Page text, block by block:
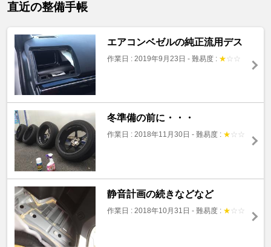
直近の整備手帳
エアコンベゼルの純正流用デス
作業日 : 2019年9月23日 - 難易度 : ★ ☆ ☆
冬準備の前に・・・
作業日 : 2018年11月30日 - 難易度 : ★ ☆ ☆
静音計画の続きなどなど
作業日 : 2018年10月31日 - 難易度 : ★ ☆ ☆